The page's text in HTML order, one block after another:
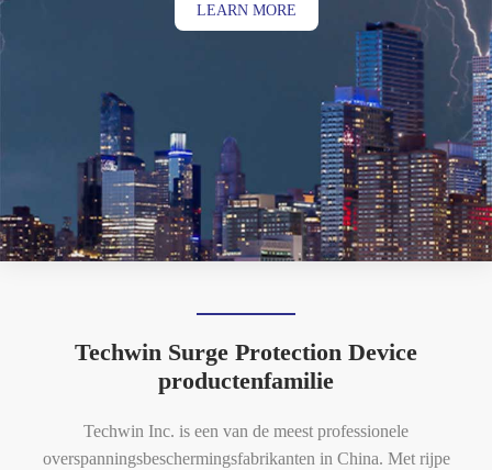
LEARN MORE
Techwin Surge Protection Device
productenfamilie
Techwin Inc. is een van de meest professionele
overspanningsbeschermingsfabrikanten in China. Met rijpe